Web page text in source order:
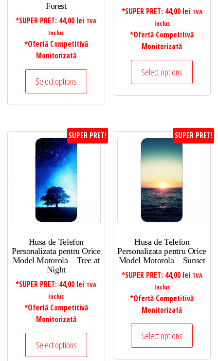
Forest
*SUPER PRET: 44,00 lei TVA
Inclus
*Ofertă Competitivă
Monitorizată
Select options
*SUPER PRET: 44,00 lei TVA
Inclus
*Ofertă Competitivă
Monitorizată
Select options
SUPER PRET!
Husa de Telefon
Personalizata pentru Orice
Model Motorola – Tree at
Night
*SUPER PRET: 44,00 lei TVA
Inclus
*Ofertă Competitivă
Monitorizată
Select options
SUPER PRET!
Husa de Telefon
Personalizata pentru Orice
Model Motorola – Sunset
*SUPER PRET: 44,00 lei TVA
Inclus
*Ofertă Competitivă
Monitorizată
Select options